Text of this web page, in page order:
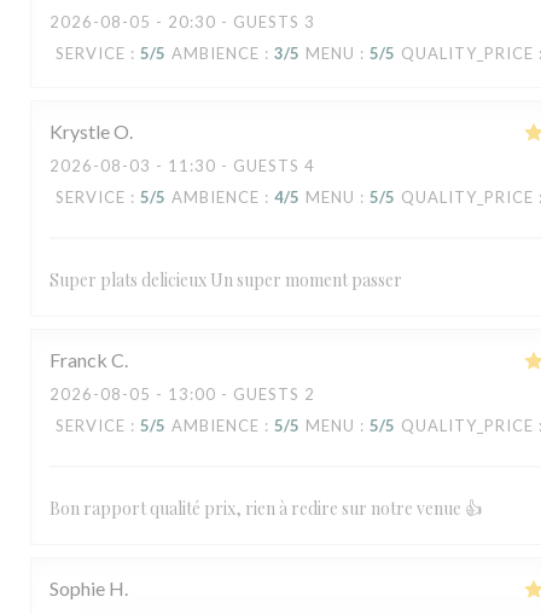
2026-08-05 - 20:30 - GUESTS 3
SERVICE : 5/5 AMBIENCE : 3/5 MENU : 5/5 QUALITY_PRICE
KrystleO
2026-08-03 - 11:30 - GUESTS 4
SERVICE : 5/5 AMBIENCE : 4/5 MENU : 5/5 QUALITY_PRICE
Super plats delicieux Un super moment passer
Franck C
2026-08-05 - 13:00 - GUESTS 2
SERVICE : 5/5 AMBIENCE : 5/5 MENU : 5/5 QUALITY_PRICE
Bon rapport qualité prix, rien à redire sur notre venue 👍
Sophie H